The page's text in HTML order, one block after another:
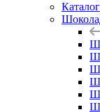
Каталог